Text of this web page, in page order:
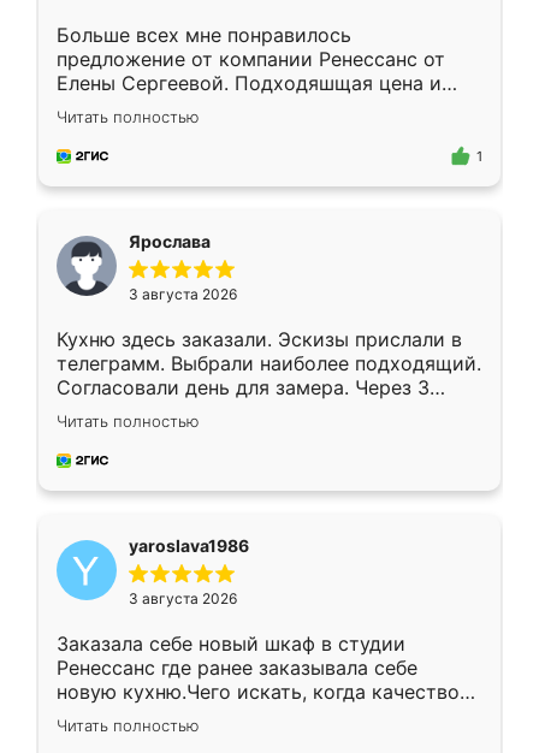
Больше всех мне понравилось
предложение от компании Ренессанс от
Елены Сергеевой. Подходяшщая цена и
короткие сроки изготовления. Приехавший
для замера сотрудник Владислав
предложил по моему эскизу самый
Читать полностью
1
Ярослава
3 августа 2026
Кухню здесь заказали. Эскизы прислали в
телеграмм. Выбрали наиболее подходящий.
Согласовали день для замера. Через 3
недели кухня была уже готова. Остались
довольны работой. Спасибо Ренессанс
мебель за качественную работу!
Читать полностью
yaroslava1986
3 августа 2026
Заказала себе новый шкаф в студии
Ренессанс где ранее заказывала себе
новую кухню.Чего искать, когда качеством
вполне довольна. Служит кухня уже почти
два года, нареканий нет.
Читать полностью